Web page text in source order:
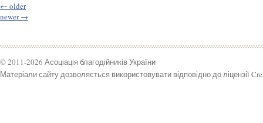
← older
newer→
© 2011-2026 Асоціація благодійників України
Матеріали сайту дозволяється використовувати відповідно до ліцензії